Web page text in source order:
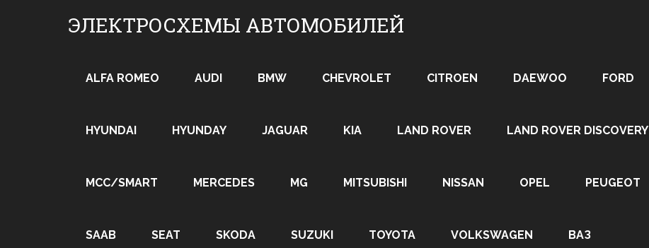
ЭЛЕКТРОСХЕМЫ АВТОМОБИЛЕЙ
ALFA ROMEO AUDI BMW CHEVROLET CITROEN DAEWOO FORD
HYUNDAI HYUNDAY JAGUAR KIA LAND ROVER LAND ROVER DISCOVERY
MCC/SMART MERCEDES MG MITSUBISHI NISSAN OPEL PEUGEOT
SAAB SEAT SKODA SUZUKI TOYOTA VOLKSWAGEN ВАЗ